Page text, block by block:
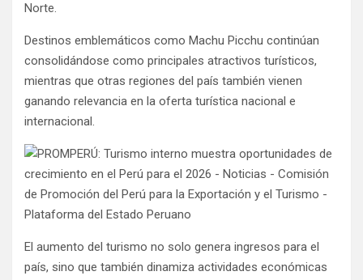
Norte.
Destinos emblemáticos como Machu Picchu continúan
consolidándose como principales atractivos turísticos,
mientras que otras regiones del país también vienen
ganando relevancia en la oferta turística nacional e
internacional.
El aumento del turismo no solo genera ingresos para el
país, sino que también dinamiza actividades económicas